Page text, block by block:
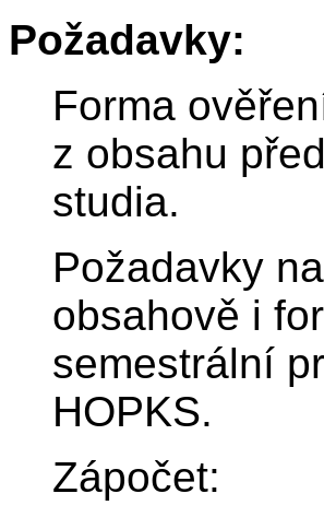
Požadavky:
Forma
z obsahu
studia.
Požadavky
obsahově i
semestrální
HOPKS.
Zápočet: